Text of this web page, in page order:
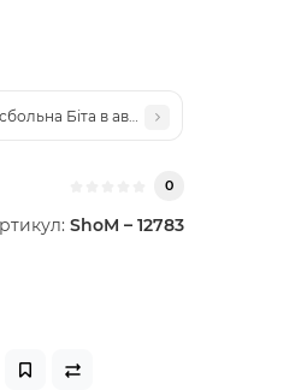
правий"Біта в авто "Саня завжди
0
ShoM – 12783